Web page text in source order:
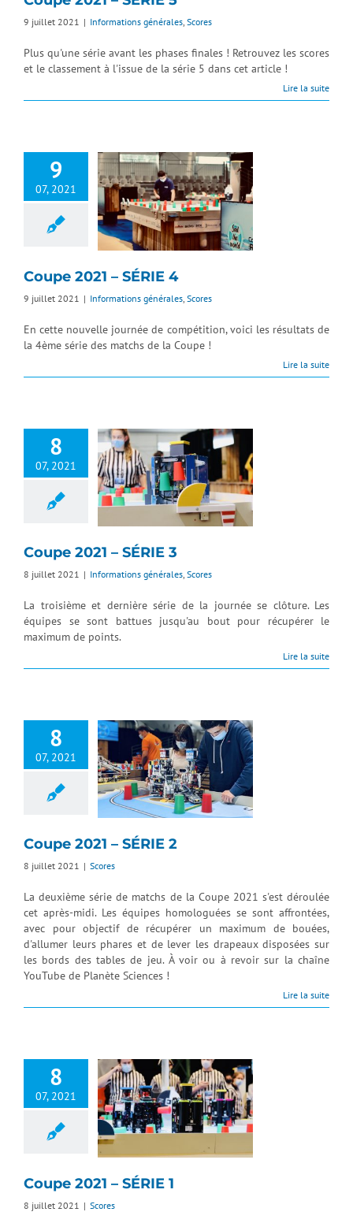
9 juillet 2021 | Informations générales, Scores
Plus qu'une série avant les phases finales ! Retrouvez les scores
et le classement à l'issue de la série 5 dans cet article !
Lire la suite
9
07, 2021
Coupe 2021 – SÉRIE 4
9 juillet 2021 | Informations générales Scores
En cette nouvelle journée de compétition, voici les résultats de
la 4ème série des matchs de la Coupe !
Lire la suite
8
07, 2021
Coupe 2021 – SÉRIE 3
8 juillet 2021 | Informations générales Scores
La troisième et dernière série de la journée se clôture. Les
équipes se sont battues jusqu'au bout pour récupérer le
maximum de points.
Lire la suite
8
07, 2021
Coupe 2021 – SÉRIE 2
8 juillet 2021 | Scores
La deuxième série de matchs de la Coupe 2021 s'est déroulée
cet après-midi. Les équipes homologuées se sont affrontées,
avec pour objectif de récupérer un maximum de bouées,
d'allumer leurs phares et de lever les drapeaux disposées sur
les bords des tables de jeu. À voir ou à revoir sur la chaîne
YouTube de Planète Sciences !
Lire la suite
8
07, 2021
Coupe 2021 – SÉRIE 1
8 juillet 2021 | Scores